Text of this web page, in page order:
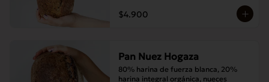
$4.900
Pan Nuez Hogaza
80% harina de fuerza blanca, 20%
harina integral orgánica, nueces